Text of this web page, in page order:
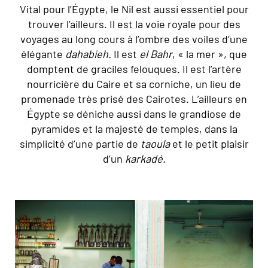
Vital pour l’Égypte, le Nil est aussi essentiel pour
trouver l’ailleurs. Il est la voie royale pour des
voyages au long cours à l’ombre des voiles d’une
élégante dahabieh. Il est el Bahr, « la mer », que
domptent de graciles felouques. Il est l’artère
nourricière du Caire et sa corniche, un lieu de
promenade très prisé des Cairotes. L’ailleurs en
Égypte se déniche aussi dans le grandiose de
pyramides et la majesté de temples, dans la
simplicité d’une partie de taoulaet le petit plaisir
d’un karkadé.